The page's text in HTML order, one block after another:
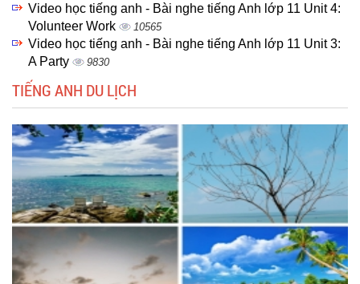
Video học tiếng anh - Bài nghe tiếng Anh lớp 11 Unit 4:
Volunteer Work
10565
Video học tiếng anh - Bài nghe tiếng Anh lớp 11 Unit 3:
A Party
9830
TIẾNG ANH DU LỊCH